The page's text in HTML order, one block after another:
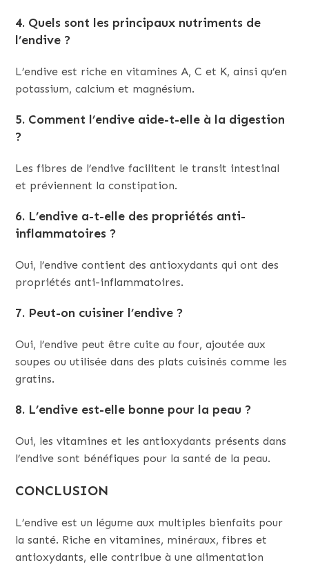
4. Quels sont les principaux nutriments de
l’endive ?
L’endive est riche en vitamines A, C et K, ainsi qu’en
potassium, calcium et magnésium.
5. Comment l’endive aide-t-elle à la digestion
?
Les fibres de l’endive facilitent le transit intestinal
et préviennent la constipation.
6. L’endive a-t-elle des propriétés anti-
inflammatoires ?
Oui, l’endive contient des antioxydants qui ont des
propriétés anti-inflammatoires.
7. Peut-on cuisiner l’endive ?
Oui, l’endive peut être cuite au four, ajoutée aux
soupes ou utilisée dans des plats cuisinés comme les
gratins.
8. L’endive est-elle bonne pour la peau ?
Oui, les vitamines et les antioxydants présents dans
l’endive sont bénéfiques pour la santé de la peau.
CONCLUSION
L’endive est un légume aux multiples bienfaits pour
la santé. Riche en vitamines, minéraux, fibres et
antioxydants, elle contribue à une alimentation